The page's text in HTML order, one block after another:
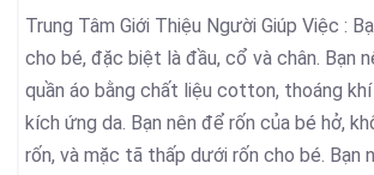
Trung Tâm Giới Thiệu Người Giúp Việc :
cho bé, đặc biệt là đầu, cổ và chân. Bạn
quần áo bằng chất liệu cotton, thoáng
kích ứng da. Bạn nên để rốn của bé hở,
rốn, và mặc tã thấp dưới rốn cho bé. Bạn